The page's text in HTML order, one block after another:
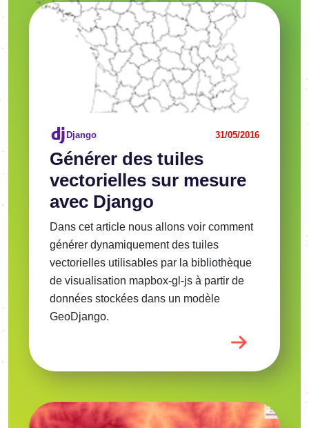
Générer des tuiles
vectorielles sur mesure
avec Django
Django 31/05/2016
Dans cet article nous allons voir comment
générer dynamiquement des tuiles
vectorielles utilisables par la bibliothèque
de visualisation mapbox-gl-js à partir de
données stockées dans un modèle
GeoDjango.
Voir l'article
Voir l'article
Image